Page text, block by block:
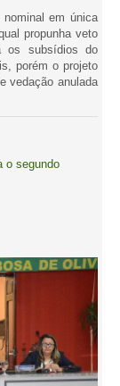
em única
propunha veto
os subsídios do
porém o projeto
vedação anulada
o segundo